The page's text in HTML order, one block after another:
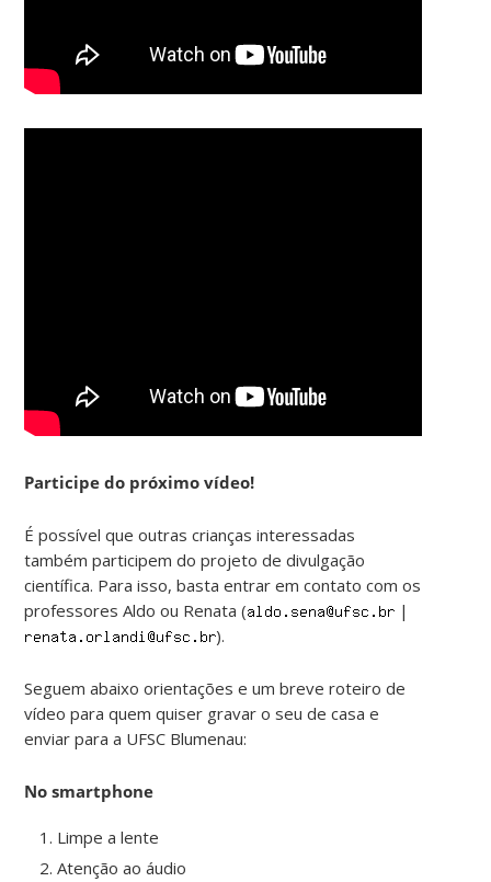
Participe do próximo vídeo!
É possível que outras crianças interessadas
também participem do projeto de divulgação
científica. Para isso, basta entrar em contato com os
professores Aldo ou Renata (
|
).
Seguem abaixo orientações e um breve roteiro de
vídeo para quem quiser gravar o seu de casa e
enviar para a UFSC Blumenau:
No smartphone
Limpe a lente
Atenção ao áudio